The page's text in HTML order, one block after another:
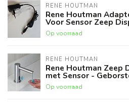
RENE HOUTMAN
Rene Houtman
Voor Sensor Zeep
Op voorraad
RENE HOUTMAN
Rene Houtman Zeep
met Sensor -
Op voorraad